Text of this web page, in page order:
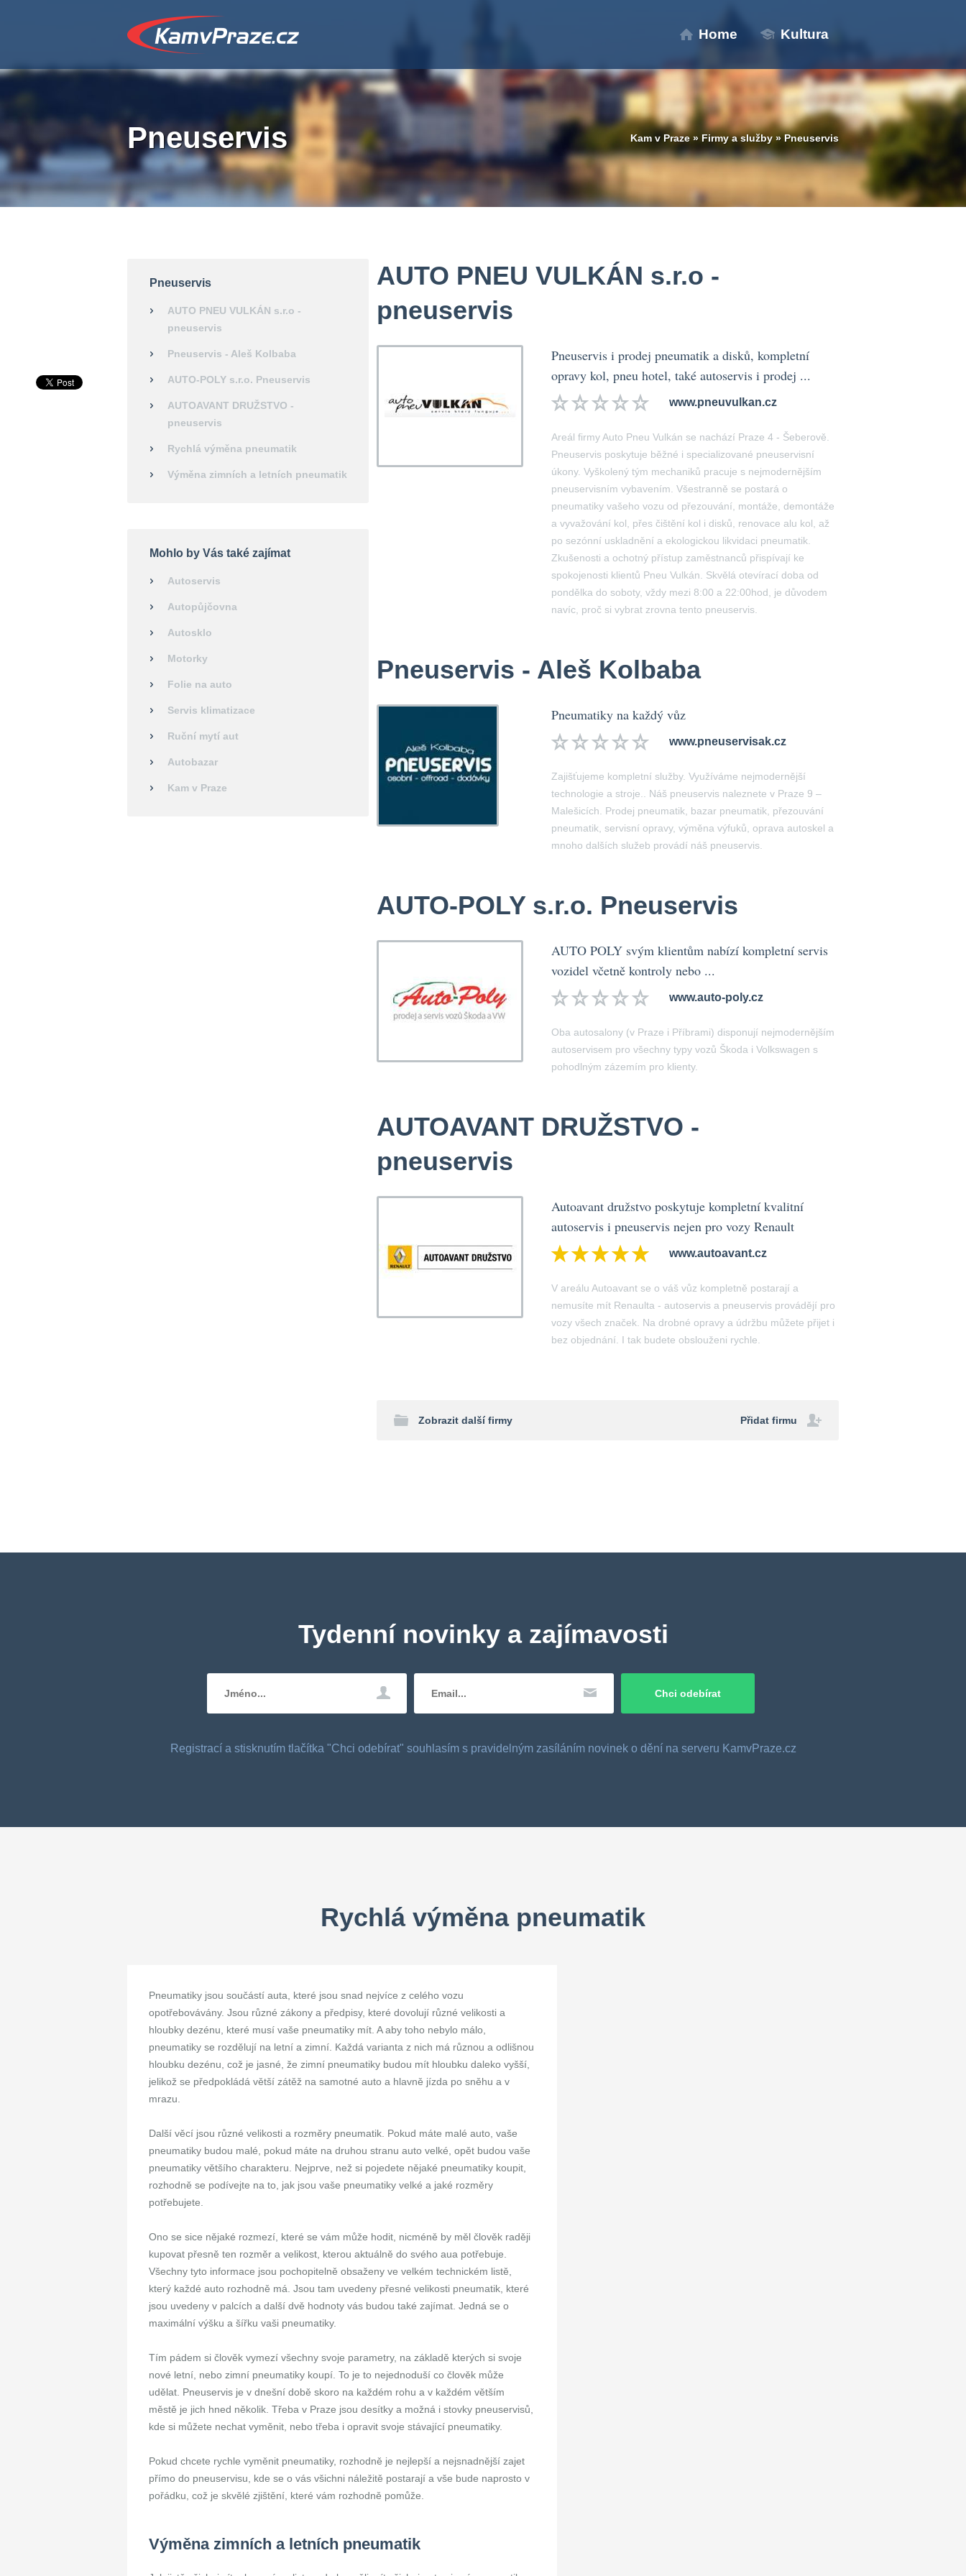
Home Kultura
Pneuservis Kam v Praze » Firmy a služby»Pneuservis
Pneuservis
AUTO PNEU VULKÁN s.r.o -
pneuservis
Pneuservis - Aleš Kolbaba
AUTO-POLY s.r.o. Pneuservis
AUTOAVANT DRUŽSTVO -
pneuservis
Rychlá výměna pneumatik
Výměna zimních a letních pneumatik
Mohlo by Vás také zajímat
Autoservis
Autopůjčovna
Autosklo
Motorky
Folie na auto
Servis klimatizace
Ruční mytí aut
Autobazar
Kam v Praze
AUTO PNEU VULKÁN s.r.o -
pneuservis
Pneuservis i prodej pneumatik a disků, kompletní
opravy kol, pneu hotel, také autoservis i prodej ...
www.pneuvulkan.cz
Areál firmy Auto Pneu Vulkán se nachází Praze 4 - Šeberově.
Pneuservis poskytuje běžné i specializované pneuservisní
úkony. Vyškolený tým mechaniků pracuje s nejmodernějším
pneuservisním vybavením. Všestranně se postará o
pneumatiky vašeho vozu od přezouvání, montáže, demontáže
a vyvažování kol, přes čištění kol i disků, renovace alu kol, až
po sezónní uskladnění a ekologickou likvidaci pneumatik.
Zkušenosti a ochotný přístup zaměstnanců přispívají ke
spokojenosti klientů Pneu Vulkán. Skvělá otevírací doba od
pondělka do soboty, vždy mezi 8:00 a 22:00hod, je důvodem
navíc, proč si vybrat zrovna tento pneuservis.
Pneuservis - Aleš Kolbaba
Pneumatiky na každý vůz
www.pneuservisak.cz
Zajišťujeme kompletní služby. Využíváme nejmodernější
technologie a stroje.. Náš pneuservis naleznete v Praze 9 –
Malešicích. Prodej pneumatik, bazar pneumatik, přezouvání
pneumatik, servisní opravy, výměna výfuků, oprava autoskel a
mnoho dalších služeb provádí náš pneuservis.
AUTO-POLY s.r.o. Pneuservis
AUTO POLY svým klientům nabízí kompletní servis
vozidel včetně kontroly nebo ...
www.auto-poly.cz
Oba autosalony (v Praze i Příbrami) disponují nejmodernějším
autoservisem pro všechny typy vozů Škoda i Volkswagen s
pohodlným zázemím pro klienty.
AUTOAVANT DRUŽSTVO -
pneuservis
Autoavant družstvo poskytuje kompletní kvalitní
autoservis i pneuservis nejen pro vozy Renault
www.autoavant.cz
V areálu Autoavant se o váš vůz kompletně postarají a
nemusíte mít Renaulta - autoservis a pneuservis provádějí pro
vozy všech značek. Na drobné opravy a údržbu můžete přijet i
bez objednání. I tak budete obslouženi rychle.
Zobrazit další firmy Přidat firmu
Tydenní novinky a zajímavosti
Registrací a stisknutím tlačítka "Chci odebírat" souhlasím s pravidelným zasíláním novinek o dění na serveru KamvPraze.cz
Rychlá výměna pneumatik
Pneumatiky jsou součástí auta, které jsou snad nejvíce z celého vozu
opotřebovávány. Jsou různé zákony a předpisy, které dovolují různé velikosti a
hloubky dezénu, které musí vaše pneumatiky mít. A aby toho nebylo málo,
pneumatiky se rozdělují na letní a zimní. Každá varianta z nich má různou a odlišnou
hloubku dezénu, což je jasné, že zimní pneumatiky budou mít hloubku daleko vyšší,
jelikož se předpokládá větší zátěž na samotné auto a hlavně jízda po sněhu a v
mrazu.
Další věcí jsou různé velikosti a rozměry pneumatik. Pokud máte malé auto, vaše
pneumatiky budou malé, pokud máte na druhou stranu auto velké, opět budou vaše
pneumatiky většího charakteru. Nejprve, než si pojedete nějaké pneumatiky koupit,
rozhodně se podívejte na to, jak jsou vaše pneumatiky velké a jaké rozměry
potřebujete.
Ono se sice nějaké rozmezí, které se vám může hodit, nicméně by měl člověk raději
kupovat přesně ten rozměr a velikost, kterou aktuálně do svého aua potřebuje.
Všechny tyto informace jsou pochopitelně obsaženy ve velkém technickém listě,
který každé auto rozhodně má. Jsou tam uvedeny přesné velikosti pneumatik, které
jsou uvedeny v palcích a další dvě hodnoty vás budou také zajímat. Jedná se o
maximální výšku a šířku vaši pneumatiky.
Tím pádem si člověk vymezí všechny svoje parametry, na základě kterých si svoje
nové letní, nebo zimní pneumatiky koupí. To je to nejednoduší co člověk může
udělat. Pneuservis je v dnešní době skoro na každém rohu a v každém větším
městě je jich hned několik. Třeba v Praze jsou desítky a možná i stovky pneuservisů,
kde si můžete nechat vyměnit, nebo třeba i opravit svoje stávající pneumatiky.
Pokud chcete rychle vyměnit pneumatiky, rozhodně je nejlepší a nejsnadnější zajet
přímo do pneuservisu, kde se o vás všichni náležitě postarají a vše bude naprosto v
pořádku, což je skvělé zjištění, které vám rozhodně pomůže.
Výměna zimních a letních pneumatik